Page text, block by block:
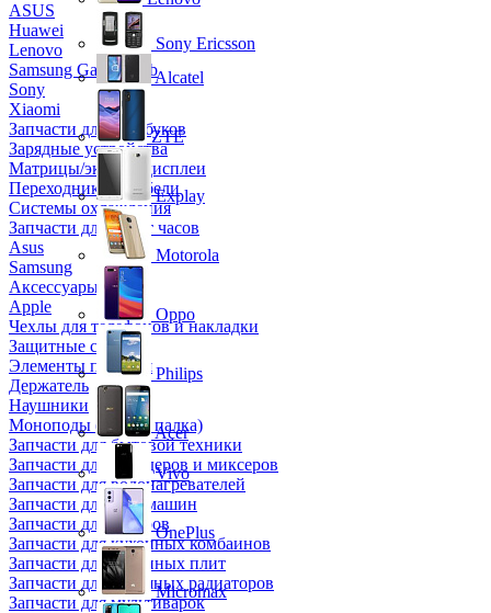
ASUS
Huawei
Lenovo
Samsung Galaxy Tab
Sony
Xiaomi
Запчасти для ноутбуков
Зарядные устройства
Матрицы/экраны/дисплеи
Переходники и кабели
Системы охлаждения
Запчасти для смарт часов
Asus
Samsung
Аксессуары
Apple
Чехлы для телефонов и накладки
Защитные стекла
Элементы питания
Держатель
Наушники
Моноподы (Селфи палка)
Запчасти для бытовой техники
Запчасти для блендеров и миксеров
Запчасти для водонагревателей
Запчасти для кофемашин
Запчасти для кулеров
Запчасти для кухонных комбаинов
Запчасти для кухонных плит
Запчасти для масляных радиаторов
Запчасти для мультиварок
Sony Ericsson
Alcatel
ZTE
Explay
Motorola
Oppo
Philips
Acer
Vivo
OnePlus
Micromax